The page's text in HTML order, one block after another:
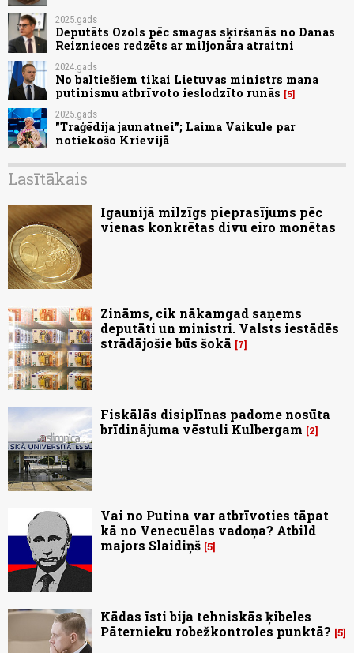
2025.gads
Deputāts Ozols pēc smagas sķiršanās no Danas
Reiznieces redzēts ar miljonāra atraitni
2024.gads
No baltiešiem tikai Lietuvas ministrs mana
putinismu atbrīvoto ieslodzīto runās
5
2025.gads
"Traģēdija jaunatnei"; Laima Vaikule par
notiekošo Krievijā
Lasītākais
Igaunijā milzīgs pieprasījums pēc
vienas konkrētas divu eiro monētas
Zināms, cik nākamgad saņems
deputāti un ministri. Valsts iestādēs
strādājošie būs šokā
7
Fiskālās disiplīnas padome nosūta
brīdinājuma vēstuli Kulbergam
2
Vai no Putina var atbrīvoties tāpat
kā no Venecuēlas vadoņa? Atbild
majors Slaidiņš 5
Kādas īsti bija tehniskās ķibeles
Pāternieku robežkontroles punktā? 5